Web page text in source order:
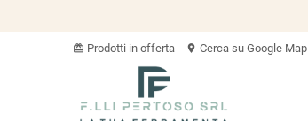
card_giftcard Prodotti in offerta location_on Cerca su Google Map